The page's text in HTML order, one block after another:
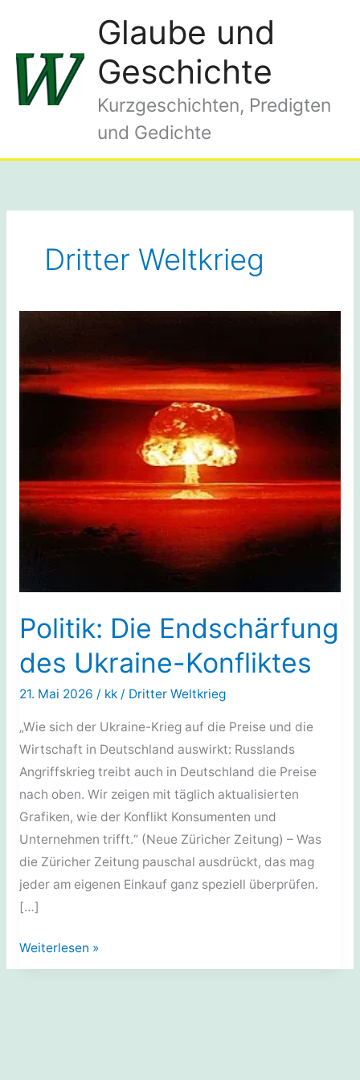
springen
Glaube und
Geschichte
Kurzgeschichten, Predigten
und Gedichte
Dritter Weltkrieg
Politik: Die Endschärfung
des Ukraine-Konfliktes
21. Mai 2026 / kk / Dritter Weltkrieg
„Wie sich der Ukraine-Krieg auf die Preise und die
Wirtschaft in Deutschland auswirkt: Russlands
Angriffskrieg treibt auch in Deutschland die Preise
nach oben. Wir zeigen mit täglich aktualisierten
Grafiken, wie der Konflikt Konsumenten und
Unternehmen trifft.“ (Neue Züricher Zeitung) – Was
die Züricher Zeitung pauschal ausdrückt, das mag
jeder am eigenen Einkauf ganz speziell überprüfen.
[…]
Politik:
Die
Weiterlesen »